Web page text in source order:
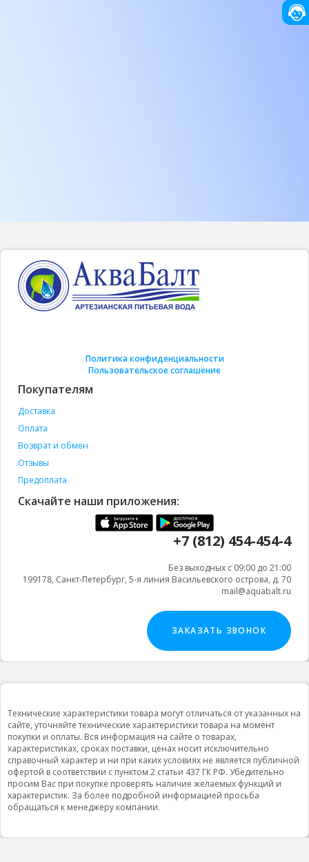
Политика конфиденциальности
Пользовательское соглашение
Покупателям
Доставка
Оплата
Возврат и обмен
Отзывы
Предоплата
Скачайте наши приложения:
+7 (812) 454-454-4
Без выходных с 09:00 до 21:00
199178, Санкт-Петербург, 5-я линия Васильевского острова, д. 70
mail@aquabalt.ru
ЗАКАЗАТЬ ЗВОНОК
Технические характеристики товара могут отличаться от указанных на
сайте, уточняйте технические характеристики товара на момент
покупки и оплаты. Вся информация на сайте о товарах,
характеристиках, сроках поставки, ценах носит исключительно
справочный характер и ни при каких условиях не является публичной
офертой в соответствии с пунктом 2 статьи 437 ГК РФ. Убедительно
просим Вас при покупке проверять наличие желаемых функций и
характеристик. За более подробной информацией просьба
обращаться к менеджеру компании.